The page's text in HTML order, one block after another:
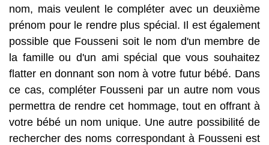
nom, mais veulent le compléter avec un deuxième
prénom pour le rendre plus spécial. Il est également
possible que Fousseni soit le nom d'un membre de
la famille ou d'un ami spécial que vous souhaitez
flatter en donnant son nom à votre futur bébé. Dans
ce cas, compléter Fousseni par un autre nom vous
permettra de rendre cet hommage, tout en offrant à
votre bébé un nom unique. Une autre possibilité de
rechercher des noms correspondant à Fousseni est